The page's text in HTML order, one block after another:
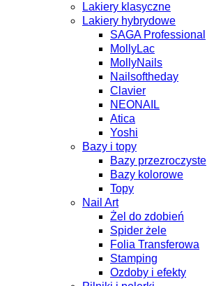
Lakiery klasyczne
Lakiery hybrydowe
SAGA Professional
MollyLac
MollyNails
Nailsoftheday
Clavier
NEONAIL
Atica
Yoshi
Bazy i topy
Bazy przezroczyste
Bazy kolorowe
Topy
Nail Art
Żel do zdobień
Spider żele
Folia Transferowa
Stamping
Ozdoby i efekty